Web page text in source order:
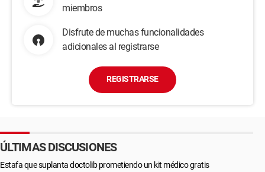
miembros
Disfrute de muchas funcionalidades
adicionales al registrarse
REGISTRARSE
ÚLTIMAS DISCUSIONES
Estafa que suplanta doctolib prometiendo un kit médico gratis